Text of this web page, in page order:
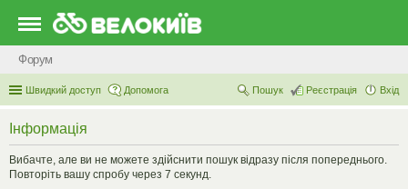
Форум
Швидкий доступ Допомога Вхід
Реєстрація
Пошук
Інформація
Вибачте, але ви не можете здійснити пошук відразу після попереднього.
Повторіть вашу спробу через 7 секунд.